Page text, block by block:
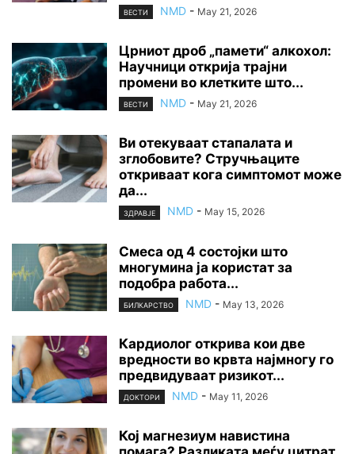
ВЕСТИ NMD - May 21, 2026
Црниот дроб „памети“ алкохол:
Научници открија трајни
промени во клетките што...
ВЕСТИ NMD - May 21, 2026
Ви отекуваат стапалата и
зглобовите? Стручњаците
откриваат кога симптомот може
да...
ЗДРАВЈЕ NMD - May 15, 2026
Смеса од 4 состојки што
многумина ја користат за
подобра работа...
БИЛКАРСТВО NMD - May 13, 2026
Кардиолог открива кои две
вредности во крвта најмногу го
предвидуваат ризикот...
ДОКТОРИ NMD - May 11, 2026
Кој магнезиум навистина